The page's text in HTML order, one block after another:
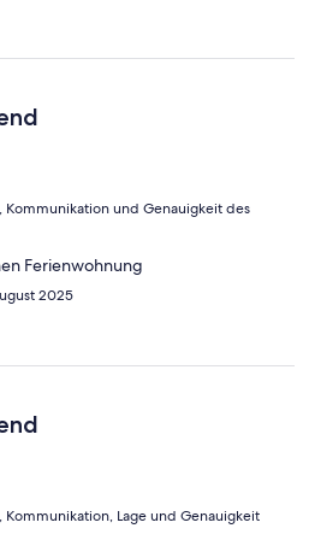
Kommunikation und Genauigkeit des
Ferienwohnung
2025
Lage und Genauigkeit